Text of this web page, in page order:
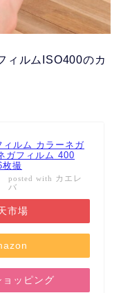
ィルムISO400のカ
ルム カラーネガ
ガフィルム 400
撮
posted with カエレ
バ
市場
ッピング